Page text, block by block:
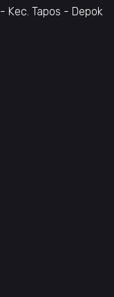
- Kec. Tapos - Depok